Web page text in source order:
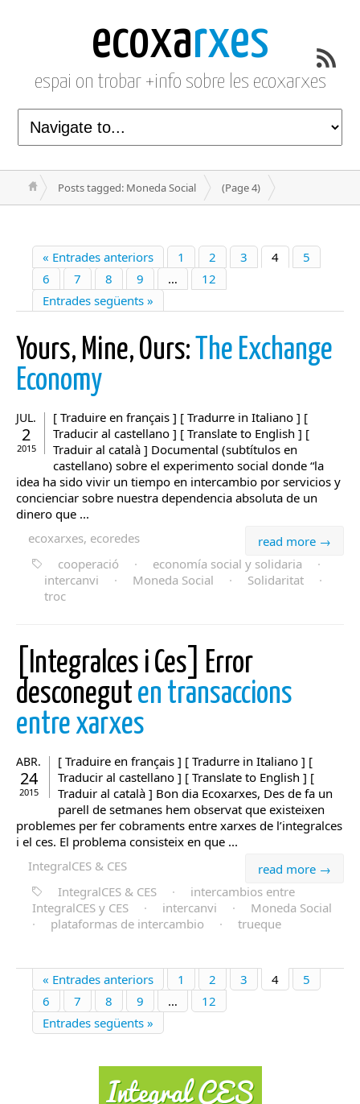
ecoxarxes
espai on trobar +info sobre les ecoxarxes
Posts tagged: Moneda Social (Page 4)
« Entrades anteriors 1 2 3 4
5
6
7 8 9 …
12
Entrades següents »
Yours, Mine, Ours:
The Exchange
Economy
JUL.
2
2015
[ Traduire en français ] [ Tradurre in Italiano ] [
Traducir al castellano ] [ Translate to English ] [
Traduir al català ] Documental (subtítulos en
castellano) sobre el experimento social donde “la
idea ha sido vivir un tiempo en intercambio por servicios y
concienciar sobre nuestra dependencia absoluta de un
dinero que ...
read more →
ecoxarxes, ecoredes
cooperació
· economía social y solidaria
·
intercanvi
· Moneda Social · Solidaritat
·
troc
[Integralces i Ces] Error
desconegut en transaccions
entre xarxes
ABR.
24
2015
[ Traduire en français ] [ Tradurre in Italiano ] [
Traducir al castellano ] [ Translate to English ] [
Traduir al català ] Bon dia Ecoxarxes, Des de fa un
parell de setmanes hem observat que existeixen
problemes per fer cobraments entre xarxes de l’integralces
i el ces. El problema consisteix en que ...
read more →
IntegralCES & CES
IntegralCES & CES
·
intercambios entre
IntegralCES y CES
· intercanvi ·
Moneda Social
·
plataformas de intercambio · trueque
« Entrades anteriors 1 2 3 4
5
6
7 8 9 …
12
Entrades següents »